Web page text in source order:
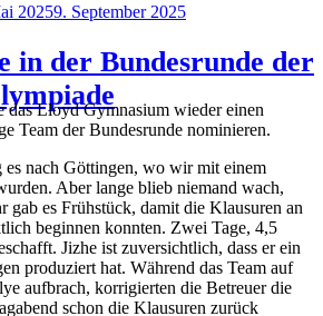
20259. September 2025
in der Bundesrunde der
das Lloyd Gymnasium wieder einen
Team der Bundesrunde nominieren.
nach Göttingen, wo wir mit einem
Aber lange blieb niemand wach,
gab es Frühstück, damit die Klausuren an
beginnen konnten. Zwei Tage, 4,5
Jizhe ist zuversichtlich, dass er ein
produziert hat. Während das Team auf
aufbrach, korrigierten die Betreuer die
schon die Klausuren zurück